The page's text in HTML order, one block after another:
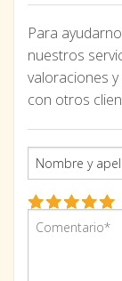
Para
nuestros
valoraciones
con otros